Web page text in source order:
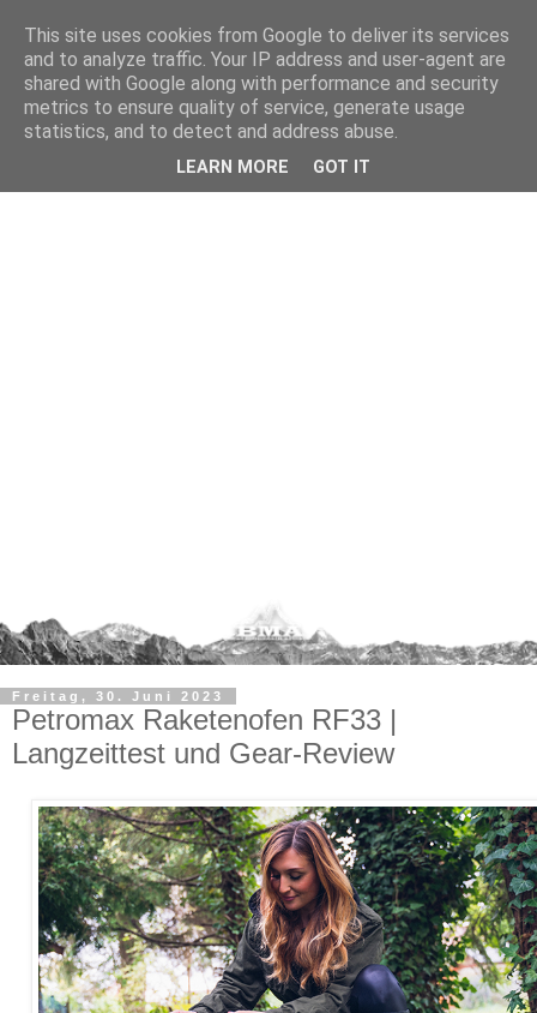
Freitag, 30. Juni 2023
Petromax Raketenofen RF33 |
Langzeittest und Gear-Review
This site uses cookies from Google to deliver its services
and to analyze traffic. Your IP address and user-agent are
shared with Google along with performance and security
metrics to ensure quality of service, generate usage
statistics, and to detect and address abuse.
LEARN MORE GOT IT